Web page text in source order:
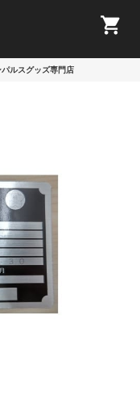
ルスグッズ専門店